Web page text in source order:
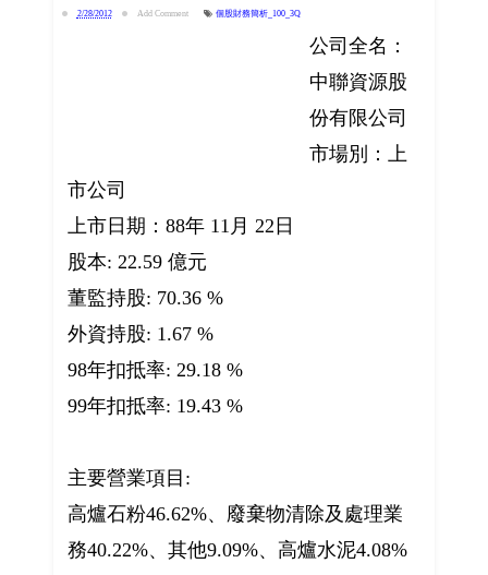
2/28/2012 Add Comment 個股財務簡析_100_3Q
公司全名：
中聯資源股
份有限公司
市場別：上
市公司
上市日期：88年 11月 22日
股本: 22.59 億元
董監持股: 70.36 %
外資持股: 1.67 %
98年扣抵率: 29.18 %
99年扣抵率: 19.43 %
主要營業項目:
高爐石粉46.62%、廢棄物清除及處理業
務40.22%、其他9.09%、高爐水泥4.08%